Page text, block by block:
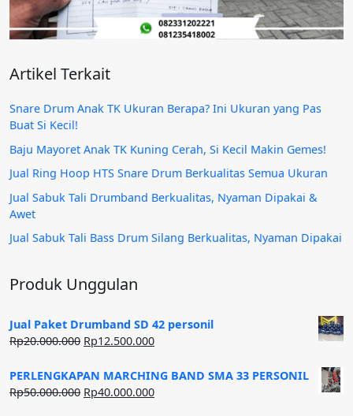
Artikel Terkait
Snare Drum Anak TK Ukuran Berapa? Ini Ukuran yang Pas
Buat Si Kecil!
Baju Mayoret Anak TK Kuning Cerah, Si Kecil Makin Gemes!
Jual Ring Hoop HTS Snare Drum Berkualitas Semua Ukuran
Jual Sabuk Tali Drumband Berkualitas, Nyaman Dipakai &
Awet
Jual Sabuk Tali Bass Drum Silang Berkualitas, Nyaman Dipakai
Produk Unggulan
Jual Paket Drumband SD 42 personil
Rp20.000.000 Harga
adalah:
Rp20.000.000.
Rp12.500.000Harga
ini
adalah:
PERLENGKAPAN MARCHING BAND SMA 33 PERSONIL
Rp50.000.000 Harga
Rp40.000.000Harga